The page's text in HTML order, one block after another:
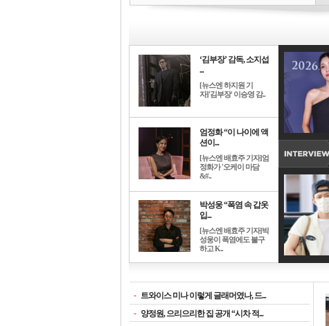
‘김부장’ 감독, 소지섭
...
[뉴스엔 하지원 기
자]'김부장' 이승영 감..
엄정화 “이 나이에 액
션이...
[뉴스엔 배효주 기자]엄
정화가 '오케이 마담
&#..
박성웅 “폭염 속 갑옷
입...
[뉴스엔 배효주 기자]박
성웅이 폭염에도 불구
하고 K..
- 트와이스 미나 이렇게 글래머였나, 드...
- 양정원, 으리으리한 집 공개 “시차 적...